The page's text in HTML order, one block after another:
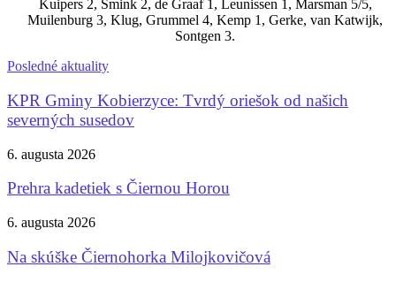
Kuipers 2, Smink 2, de Graaf 1, Leunissen 1, Marsman 5/5,
Muilenburg 3, Klug, Grummel 4, Kemp 1, Gerke, van Katwijk,
Sontgen 3.
Posledné aktuality
KPR Gminy Kobierzyce: Tvrdý oriešok od našich
severných susedov
6. augusta 2026
Prehra kadetiek s Čiernou Horou
6. augusta 2026
Na skúške Čiernohorka Milojkovičová